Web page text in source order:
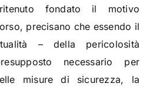
fondato il motivo
precisano che essendo il
– della pericolosità
necessario per
misure di sicurezza, la